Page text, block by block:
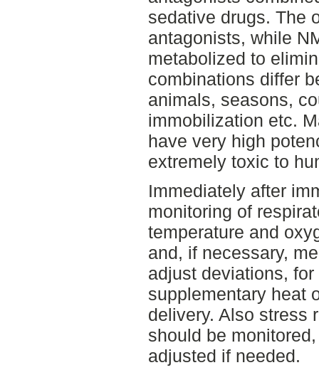
sedative drugs. The
antagonists, while
metabolized to
combinations differ
animals, seasons,
immobilization etc.
have very high
extremely toxic to
Immediately after
monitoring of
temperature and
and, if necessary,
adjust deviations,
supplementary heat
delivery. Also stress
should be
adjusted if needed.